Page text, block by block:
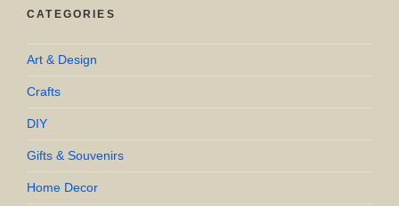
CATEGORIES
Art & Design
Crafts
DIY
Gifts & Souvenirs
Home Decor